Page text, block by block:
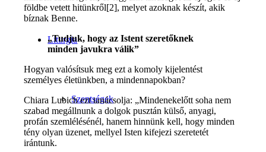
Liturgia
Szentségek
földbe vetett hitünkről[2], melyet azoknak készít, akik
bíznak Benne.
„Tudjuk, hogy az Istent szeretőknek
minden javukra válik”
Hogyan valósítsuk meg ezt a komoly kijelentést
személyes életünkben, a mindennapokban?
Chiara Lubich ezt tanácsolja: „Mindenekelőtt soha nem
szabad megállnunk a dolgok pusztán külső, anyagi,
profán szemlélésénél, hanem hinnünk kell, hogy minden
tény olyan üzenet, mellyel Isten kifejezi szeretetét
irántunk.